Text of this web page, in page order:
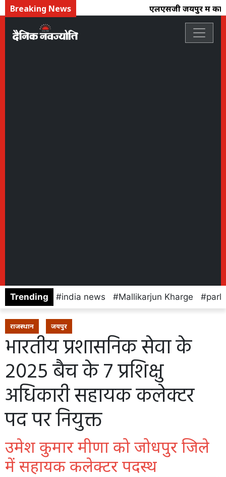
Breaking News एलएसजी जयपुर में
Trending india news Mallikarjun Kharge
राजस्थान जयपुर
भारतीय प्रशासनिक सेवा के
2025 बैच के 7 प्रशिक्षु
अधिकारी सहायक कलेक्टर
पद पर नियुक्त
उमेश कुमार मीणा को जोधपुर जिले
में सहायक कलेक्टर पदस्थ